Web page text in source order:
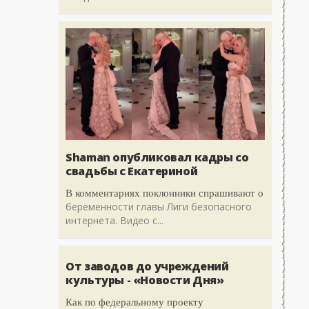
Shaman опубликовал кадры со
свадьбы с Екатериной
В комментариях поклонники спрашивают о
беременности главы Лиги безопасного
интернета. Видео с...
От заводов до учреждений
культуры - «Новости Дня»
Как по федеральному проекту